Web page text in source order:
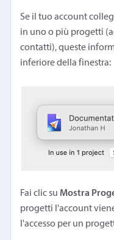
Se il tuo account
in uno o più progetti
contatti), queste
inferiore della finestra:
Fai clic su Mostra
progetti l'account
l'accesso per un